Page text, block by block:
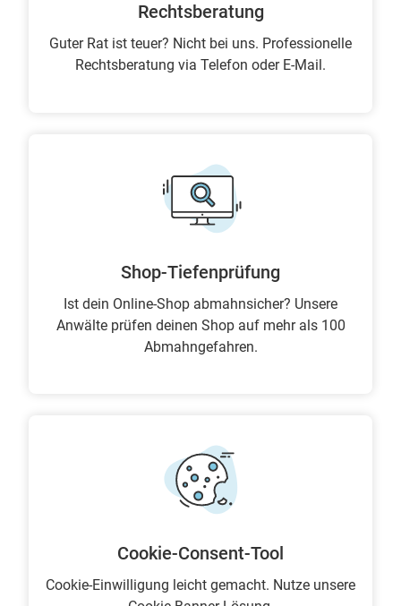
Rechtsberatung
Guter Rat ist teuer? Nicht bei uns. Professionelle
Rechtsberatung via Telefon oder E-Mail.
Shop-Tiefenprüfung
Ist dein Online-Shop abmahnsicher? Unsere
Anwälte prüfen deinen Shop auf mehr als 100
Abmahngefahren.
Cookie-Consent-Tool
Cookie-Einwilligung leicht gemacht. Nutze unsere